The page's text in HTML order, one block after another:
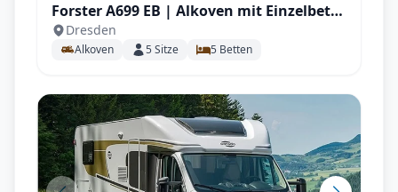
Forster A699 EB | Alkoven mit Einzelbett
für bis zu 5 P.
Dresden
Alkoven 5Sitze 5 Betten